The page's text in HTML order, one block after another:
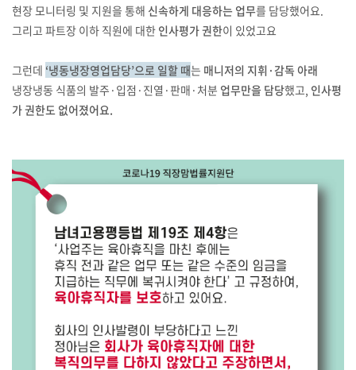
현장 모니터링 및 지원을 통해 신속하게 대응하는 업무를 담당했어요.
그리고 파트장 이하 직원에 대한 인사평가 권한이 있었고요
그런데 ‘냉동냉장영업담당’으로 일할 때는 매니저의 지휘·감독 아래
냉장냉동 식품의 발주·입점·진열·판매·처분 업무만을 담당했고, 인사평
가 권한도 없어졌어요.